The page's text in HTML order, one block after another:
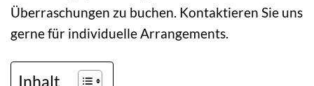
Überraschungen zu buchen. Kontaktieren Sie uns
gerne für individuelle Arrangements.
Inhalt